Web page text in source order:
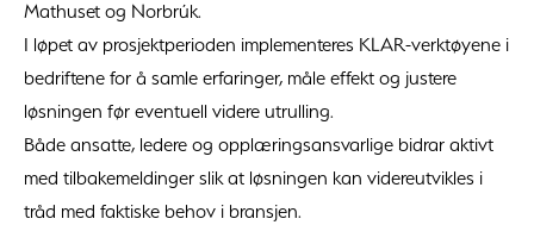
Mathuset og Norbrúk.
I løpet av prosjektperioden implementeres KLAR-verktøyene i
bedriftene for å samle erfaringer, måle effekt og justere
løsningen før eventuell videre utrulling.
Både ansatte, ledere og opplæringsansvarlige bidrar aktivt
med tilbakemeldinger slik at løsningen kan videreutvikles i
tråd med faktiske behov i bransjen.